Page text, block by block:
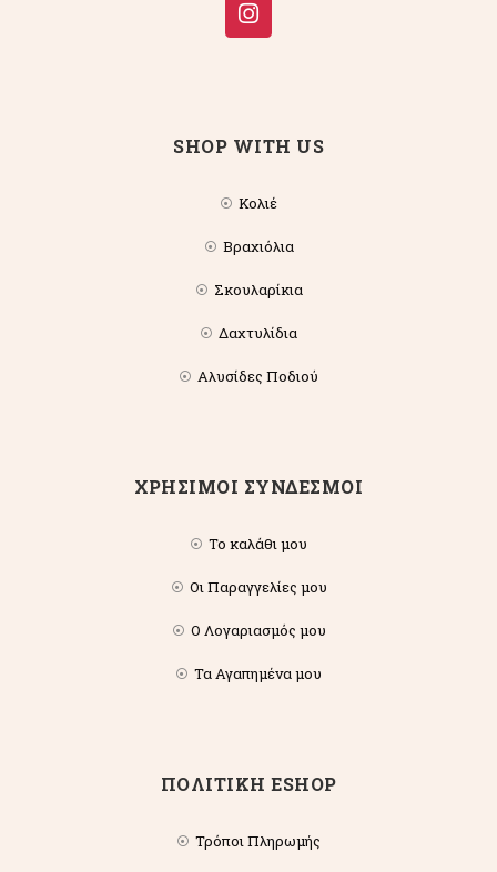
SHOP WITH US
Κολιέ
Βραχιόλια
Σκουλαρίκια
Δαχτυλίδια
Αλυσίδες Ποδιού
ΧΡΗΣΙΜΟΙ ΣΥΝΔΕΣΜΟΙ
Το καλάθι μου
Οι Παραγγελίες μου
Ο Λογαριασμός μου
Τα Αγαπημένα μου
ΠΟΛΙΤΙΚΗ ESHOP
Τρόποι Πληρωμής